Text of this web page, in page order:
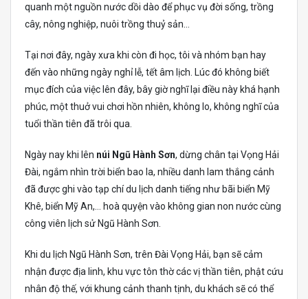
quanh một nguồn nước dồi dào để phục vụ đời sống, trồng
cây, nông nghiệp, nuôi trồng thuỷ sản…
Tại nơi đây, ngày xưa khi còn đi học, tôi và nhóm bạn hay
đến vào những ngày nghỉ lễ, tết âm lịch. Lúc đó không biết
mục đích của việc lên đây, bây giờ nghĩ lại điều này khá hạnh
phúc, một thuở vui chơi hồn nhiên, không lo, không nghĩ của
tuổi thần tiên đã trôi qua.
Ngày nay khi lên núi Ngũ Hành Sơn, dừng chân tại Vọng Hải
Đài, ngắm nhìn trời biển bao la, nhiều danh lam thắng cảnh
đã được ghi vào tạp chí du lịch danh tiếng như bãi biển Mỹ
Khê, biển Mỹ An,… hoà quyện vào không gian non nước cùng
công viên lịch sử Ngũ Hành Sơn.
Khi du lịch Ngũ Hành Sơn, trên Đài Vọng Hải, bạn sẽ cảm
nhận được địa linh, khu vực tôn thờ các vị thần tiên, phật cứu
nhân độ thế, với khung cảnh thanh tịnh, du khách sẽ có thể